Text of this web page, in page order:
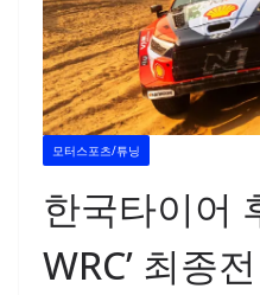
모터스포츠/튜닝
한국타이어
WRC’ 최종